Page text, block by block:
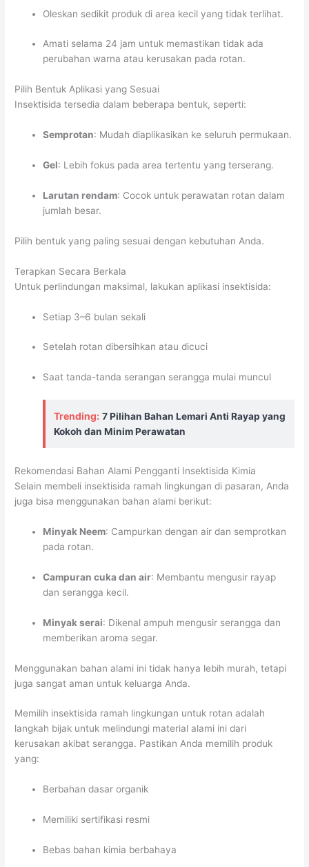
Oleskan sedikit produk di area kecil yang tidak terlihat.
Amati selama 24 jam untuk memastikan tidak ada
perubahan warna atau kerusakan pada rotan.
Pilih Bentuk Aplikasi yang Sesuai
Insektisida tersedia dalam beberapa bentuk, seperti:
Semprotan: Mudah diaplikasikan ke seluruh permukaan.
Gel: Lebih fokus pada area tertentu yang terserang.
Larutan rendam: Cocok untuk perawatan rotan dalam
jumlah besar.
Pilih bentuk yang paling sesuai dengan kebutuhan Anda.
Terapkan Secara Berkala
Untuk perlindungan maksimal, lakukan aplikasi insektisida:
Setiap 3–6 bulan sekali
Setelah rotan dibersihkan atau dicuci
Saat tanda-tanda serangan serangga mulai muncul
Trending: 7 Pilihan Bahan Lemari Anti Rayap yang
Kokoh dan Minim Perawatan
Rekomendasi Bahan Alami Pengganti Insektisida Kimia
Selain membeli insektisida ramah lingkungan di pasaran, Anda
juga bisa menggunakan bahan alami berikut:
Minyak Neem: Campurkan dengan air dan semprotkan
pada rotan.
Campuran cuka dan air: Membantu mengusir rayap
dan serangga kecil.
Minyak serai: Dikenal ampuh mengusir serangga dan
memberikan aroma segar.
Menggunakan bahan alami ini tidak hanya lebih murah, tetapi
juga sangat aman untuk keluarga Anda.
Memilih insektisida ramah lingkungan untuk rotan adalah
langkah bijak untuk melindungi material alami ini dari
kerusakan akibat serangga. Pastikan Anda memilih produk
yang:
Berbahan dasar organik
Memiliki sertifikasi resmi
Bebas bahan kimia berbahaya